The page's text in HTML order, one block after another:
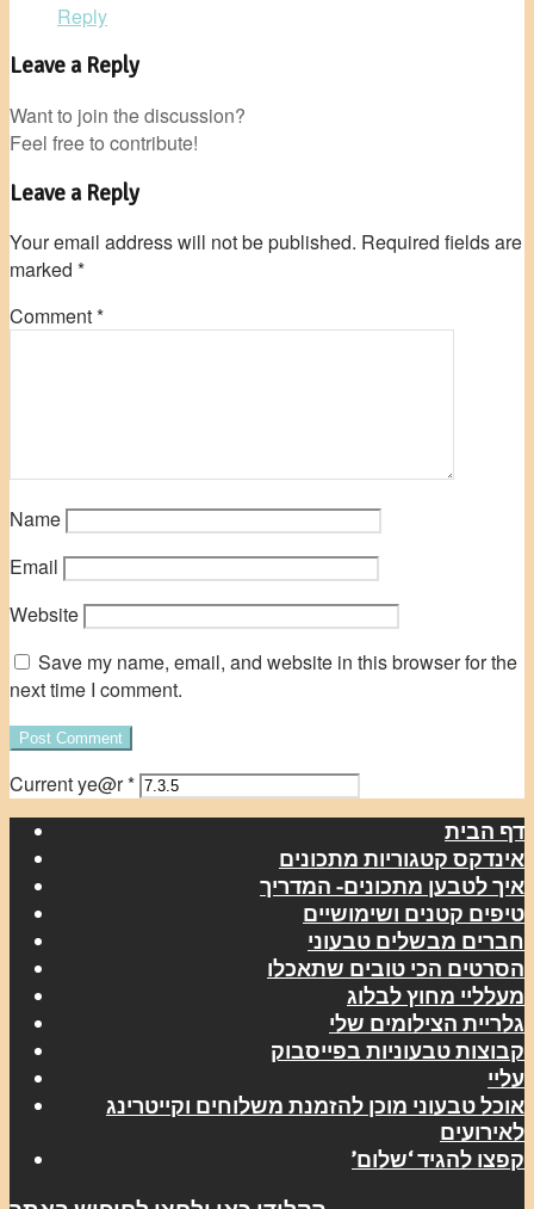
Reply
Leave a Reply
Want to join the discussion?
Feel free to contribute!
Leave a Reply
Your email address will not be published. Required fields are
marked *
Comment*
Name
Email
Website
Save my name, email, and website in this browser for the
next time I comment.
Current ye@r*
דף הבית
אינדקס קטגוריות מתכונים
איך לטבען מתכונים- המדריך
טיפים קטנים ושימושיים
חברים מבשלים טבעוני
הסרטים הכי טובים שתאכלו
מעלליי מחוץ לבלוג
גלריית הצילומים שלי
קבוצות טבעוניות בפייסבוק
עליי
אוכל טבעוני מוכן להזמנת משלוחים וקייטרינג
לאירועים
קפצו להגיד ‘שלום’